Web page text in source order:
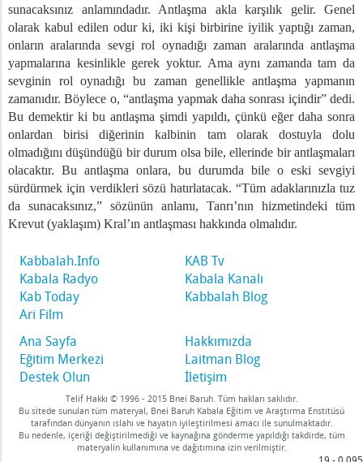
sunacaksınız anlamındadır. Antlaşma akla karşılık gelir. Genel
olarak kabul edilen odur ki, iki kişi birbirine iyilik yaptığı zaman,
onların aralarında sevgi rol oynadığı zaman aralarında antlaşma
yapmalarına kesinlikle gerek yoktur. Ama aynı zamanda tam da
sevginin rol oynadığı bu zaman genellikle antlaşma yapmanın
zamanıdır. Böylece o, “antlaşma yapmak daha sonrası içindir” dedi.
Bu demektir ki bu antlaşma şimdi yapıldı, çünkü eğer daha sonra
onlardan birisi diğerinin kalbinin tam olarak dostuyla dolu
olmadığını düşündüğü bir durum olsa bile, ellerinde bir antlaşmaları
olacaktır. Bu antlaşma onlara, bu durumda bile o eski sevgiyi
sürdürmek için verdikleri sözü hatırlatacak. “Tüm adaklarınızla tuz
da sunacaksınız,” sözünün anlamı, Tanrı’nın hizmetindeki tüm
Krevut (yaklaşım) Kral’ın antlaşması hakkında olmalıdır.
Kabbalah.Info
KAB Tv
Kabala Radyo
Kabala Kanalı
Kab Today
Kabbalah Blog
Ari Film
Ana Sayfa
Hakkımızda
Eğitim Merkezi
Laitman Blog
Destek Olun
İletişim
Telif Hakkı © 1996 - 2015 Bnei Baruh. Tüm hakları saklıdır.
Bu sitede sunulan tüm materyal, Bnei Baruh Kabala Eğitim ve Araştırma Enstitüsü
tarafından dünyanın ıslahı ve hayatın iyileştirilmesi amacı ile sunulmaktadır.
Bu nedenle, içeriği değiştirilmediği ve kaynağına gönderme yapıldığı takdirde, tüm
materyalin kullanımına ve dağıtımına izin verilmiştir.
19 - 0,095